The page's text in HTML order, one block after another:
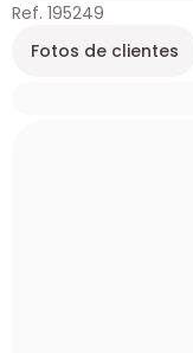
Ref. 195249
Fotos de clientes